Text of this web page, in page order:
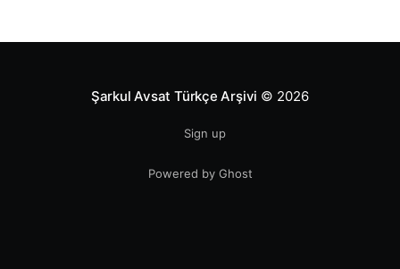
Şarkul Avsat Türkçe Arşivi © 2026
Sign up
Powered by Ghost